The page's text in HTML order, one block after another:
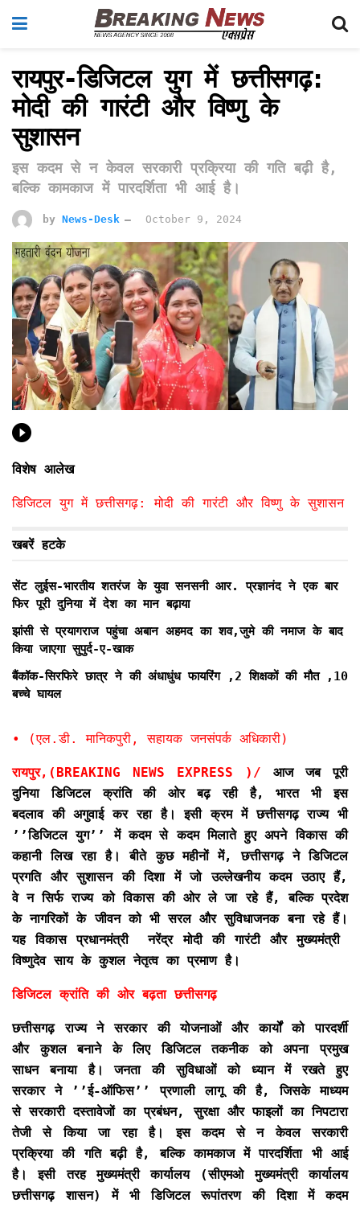
रायपुर-डिजिटल युग में छत्तीसगढ़:
मोदी की गारंटी और विष्णु के
सुशासन
इस कदम से न केवल सरकारी प्रक्रिया की गति बढ़ी है,
बल्कि कामकाज में पारदर्शिता भी आई है।
by News-Desk October 9, 2024
विशेष आलेख
डिजिटल युग में छत्तीसगढ़: मोदी की गारंटी और विष्णु के सुशासन
खबरें हटके
सेंट लुईस-भारतीय शतरंज के युवा सनसनी आर. प्रज्ञानंद ने एक बार
फिर पूरी दुनिया में देश का मान बढ़ाया
झांसी से प्रयागराज पहुंचा अबान अहमद का शव,जुमे की नमाज के बाद
किया जाएगा सुपुर्द-ए-खाक
बैंकॉक-सिरफिरे छात्र ने की अंधाधुंध फायरिंग ,2 शिक्षकों की मौत ,10
बच्चे घायल
• (एल.डी. मानिकपुरी, सहायक जनसंपर्क अधिकारी)
रायपुर,(BREAKING NEWS EXPRESS )/ आज जब पूरी
दुनिया डिजिटल क्रांति की ओर बढ़ रही है, भारत भी इस
बदलाव की अगुवाई कर रहा है। इसी क्रम में छत्तीसगढ़ राज्य भी
’’डिजिटल युग’’ में कदम से कदम मिलाते हुए अपने विकास की
कहानी लिख रहा है। बीते कुछ महीनों में, छत्तीसगढ़ ने डिजिटल
प्रगति और सुशासन की दिशा में जो उल्लेखनीय कदम उठाए हैं,
वे न सिर्फ राज्य को विकास की ओर ले जा रहे हैं, बल्कि प्रदेश
के नागरिकों के जीवन को भी सरल और सुविधाजनक बना रहे हैं।
यह विकास प्रधानमंत्री नरेंद्र मोदी की गारंटी और मुख्यमंत्री
विष्णुदेव साय के कुशल नेतृत्व का प्रमाण है।
डिजिटल क्रांति की ओर बढ़ता छत्तीसगढ़
छत्तीसगढ़ राज्य ने सरकार की योजनाओं और कार्यों को पारदर्शी
और कुशल बनाने के लिए डिजिटल तकनीक को अपना प्रमुख
साधन बनाया है। जनता की सुविधाओं को ध्यान में रखते हुए
सरकार ने ’’ई-ऑफिस’’ प्रणाली लागू की है, जिसके माध्यम
से सरकारी दस्तावेजों का प्रबंधन, सुरक्षा और फाइलों का निपटारा
तेजी से किया जा रहा है। इस कदम से न केवल सरकारी
प्रक्रिया की गति बढ़ी है, बल्कि कामकाज में पारदर्शिता भी आई
है। इसी तरह मुख्यमंत्री कार्यालय (सीएमओ मुख्यमंत्री कार्यालय
छत्तीसगढ़ शासन) में भी डिजिटल रूपांतरण की दिशा में कदम